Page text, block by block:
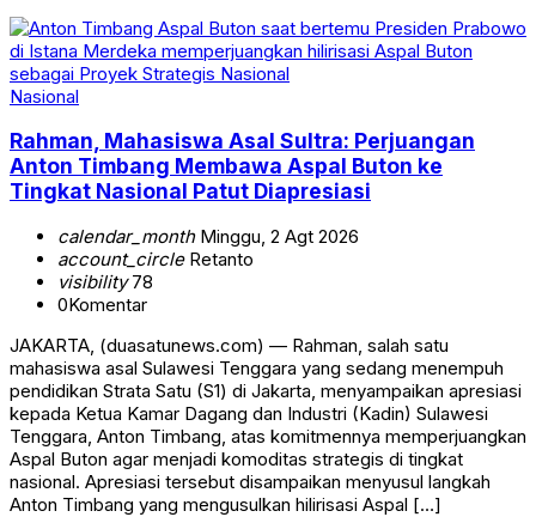
Nasional
Rahman, Mahasiswa Asal Sultra: Perjuangan
Anton Timbang Membawa Aspal Buton ke
Tingkat Nasional Patut Diapresiasi
calendar_monthMinggu, 2 Agt 2026
account_circleRetanto
visibility78
0Komentar
JAKARTA, (duasatunews.com) — Rahman, salah satu
mahasiswa asal Sulawesi Tenggara yang sedang menempuh
pendidikan Strata Satu (S1) di Jakarta, menyampaikan apresiasi
kepada Ketua Kamar Dagang dan Industri (Kadin) Sulawesi
Tenggara, Anton Timbang, atas komitmennya memperjuangkan
Aspal Buton agar menjadi komoditas strategis di tingkat
nasional. Apresiasi tersebut disampaikan menyusul langkah
Anton Timbang yang mengusulkan hilirisasi Aspal […]